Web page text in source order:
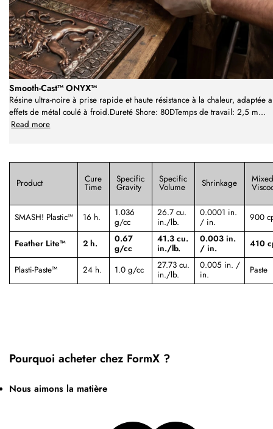
Smooth-Cast™ ONYX™
Résine ultra-noire à prise rapide et haute résistance à la chaleur, adaptée
effets de métal coulé à froid.Dureté Shore: 80DTemps de travail: 2,5 m...
Read more
Product Cure
Time
Specific
Gravity
Specific
Volume Shrinkage
SMASH! Plastic™ 16 h.
1.036
g/cc
26.7 cu.
in./lb.
0.0001 in.
/ in.
900
Feather Lite™ 2 h.
0.67
g/cc
41.3 cu.
in./lb.
0.003 in.
/ in.
410
Plasti-Paste™ 24 h. 1.0 g/cc
27.73 cu.
in./lb.
0.005 in. /
in.
Paste
Pourquoi acheter chez FormX ?
Nous aimons la matière